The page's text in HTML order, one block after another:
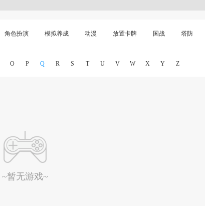
角色扮演 模拟养成 动漫 放置卡牌 国战 塔防
O P Q R S T U V W X Y Z
~暂无游戏~